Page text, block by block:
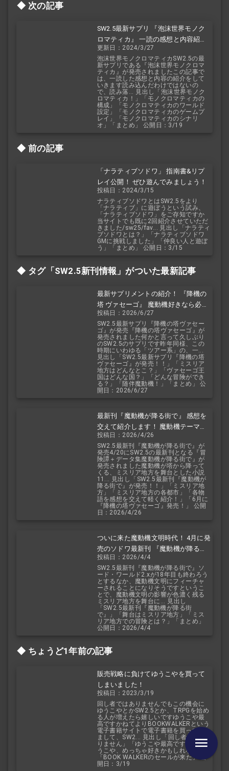
次の記事
SW2.5最新サプリ 『泡沫世界モノク
ロマティカ』 一読の感想と内容紹
介！
更新日：2024/3/27
泡沫世界モノクロマティカSW2.5の最
新サプリである『泡沫世界モノクロマ
ティカ』が発売されましたこの記事で
は、一読した感想と内容の紹介をして
いきます読み込んだわけではないの
で、読み落... 見出し「泡沫世界モノク
ロマティカ！」「モノクロマティカの
構成」「モノクロマティカのワールド
設定」「モノクロマティカのゲームプ
レイ」「モノクロマティカのシナリ
オ」「まとめ」 公開日：3/19
前の記事
「ナラティブソドワ」 指南書&リプ
レイ公開！ ぜひ遊んでみましょう！
投稿日：2024/3/15
ナラティブソドワとはSW2.5をより
「ナラティブ」に遊ぼうという試み、
「ナラティブソドワ」をご存知ですか
当サイトでも既に2回紹介させていただ
きました/sw25/fav... 見出し「ナラティ
ブソドワとは？」「ナラティブソドワ
GMに挑戦しました」「仲良い人と遊ぼ
う」「まとめ」 公開日：3/15
タグ「SW2.5新刊情報」がついた最新記事
最新サプリメントの紹介！ 『降機の
塔 ヴァセーゴ』 魔動機好きなら必
見！ 随伴魔動機と旅に出よう！
投稿日：2026/6/27
SW2.5最新サプリ『降機の塔ヴァセー
ゴ』が発売『降機の塔ヴァセーゴ』が
発売されました何かと言って久しぶり
のSW2.5のサプリです昨年同様、この
時期にいわゆる「ツアー系」の、一...
見出し「SW2.5最新サプリ『降機の塔
ヴァセーゴ』が発売！！」「ミスリア
地方はどんなとこ？」「ヴァセーゴ王
国はどんな国？」「どんな冒険ができ
る？」「随伴魔動機！」「まとめ」 公
開日：2026/6/27
最新刊『魔動機が降る街で』 感想を
交えて紹介します！ 魔動機テーマの
小説！ おもしろいデータも多数！
投稿日：2026/4/26
SW2.5最新刊『魔動機が降る街で』が
発売4/20にSW2.5の最新刊となる『冒
険譚＋データ集魔動機が降る街で』が
発売されました魔動機が塔から降って
くる、ミスリア地方を舞台とした小説
11... 見出し「SW2.5最新刊『魔動機が
降る街で』が発売！！」「ミスリア地
方」「ミスリア地方の各都市」「各物
語を感想を交えて軽く紹介！」「6月に
『降機の塔ヴァセーゴ』発売！」 公開
日：2026/4/26
ついに来た魔動機文明時代！ 4月に発
売のソドワ最新刊 『魔動機が降る街
で』 紹介・予想・考察！
投稿日：2026/4/4
SW2.5最新刊『魔動機が降る街で』ソ
ード・ワールド2.xが18年目も終わろう
とするなか、魔動機文明にフィーチャ
ーされることになりそうですというこ
とで、魔動機文明の影響が色濃く残る
ミスリア地方を舞台に... 見出し
「SW2.5最新刊『魔動機が降る街
で』」「舞台はミスリア地方」「ミス
リア地方での冒険とは？」「まとめ」
公開日：2026/4/4
ちょうど1年前の記事
販売戦略に負けてゆうこやを買って
しまいました！
投稿日：2023/3/19
回し者ではありませんでもこの機会に
ゆうこやとかSW2.5とか、TRPGを始め
る人が増えたら嬉しいですゆうこや最
高ですかねてよりBOOKWALKERという
電子書籍サイトで電子書籍を買ってい
まして、SW2... 見出し「回し者ではあ
りません」「ゆうこや最高です」「ゆ
うこや、めっちゃ好きかもしれない」
「BOOK WALKERのセールが来た」 公
開日：3/19